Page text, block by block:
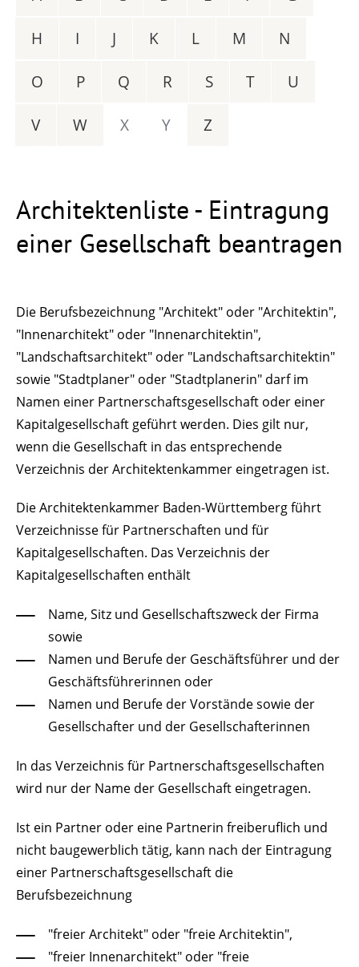
H I J K L M N
O P Q R S T U
V W X Y Z
Architektenliste - Eintragung
einer Gesellschaft beantragen
Die Berufsbezeichnung "Architekt" oder "Architektin",
"Innenarchitekt" oder "Innenarchitektin",
"Landschaftsarchitekt" oder "Landschaftsarchitektin"
sowie "Stadtplaner" oder "Stadtplanerin" darf im
Namen einer Partnerschaftsgesellschaft oder einer
Kapitalgesellschaft geführt werden. Dies gilt nur,
wenn die Gesellschaft in das entsprechende
Verzeichnis der Architektenkammer eingetragen ist.
Die Architektenkammer Baden-Württemberg führt
Verzeichnisse für Partnerschaften und für
Kapitalgesellschaften. Das Verzeichnis der
Kapitalgesellschaften enthält
Name, Sitz und Gesellschaftszweck der Firma
sowie
Namen und Berufe der Geschäftsführer und der
Geschäftsführerinnen oder
Namen und Berufe der Vorstände sowie der
Gesellschafter und der Gesellschafterinnen
In das Verzeichnis für Partnerschaftsgesellschaften
wird nur der Name der Gesellschaft eingetragen.
Ist ein Partner oder eine Partnerin freiberuflich und
nicht baugewerblich tätig, kann nach der Eintragung
einer Partnerschaftsgesellschaft die
Berufsbezeichnung
"freier Architekt" oder "freie Architektin",
"freier Innenarchitekt" oder "freie